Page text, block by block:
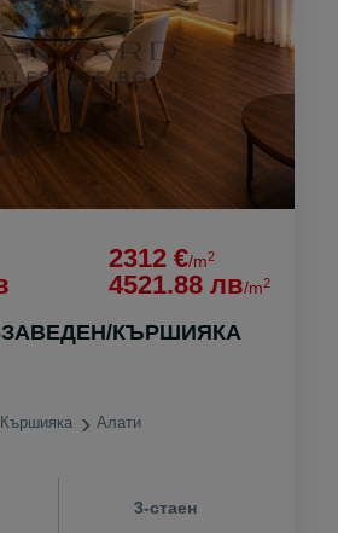
2312 €/m2
4521.88 лв/m2
КЪРШИЯКА
Кършияка Алати
3-стаен